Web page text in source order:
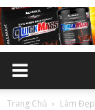
Trang Chủ Làm Đẹp